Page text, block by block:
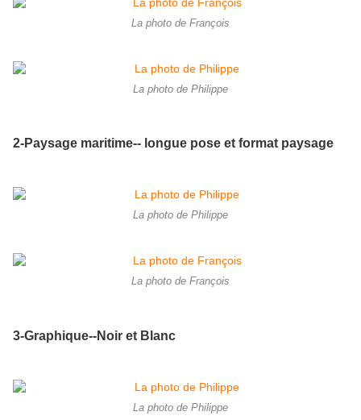
La photo de François
La photo de Philippe
2-Paysage maritime-- longue pose et format paysage
La photo de Philippe
La photo de François
3-Graphique--Noir et Blanc
La photo de Philippe